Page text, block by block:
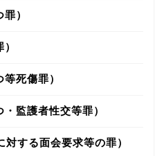
）
死傷罪）
監護者性交等罪）
する面会要求等の罪）